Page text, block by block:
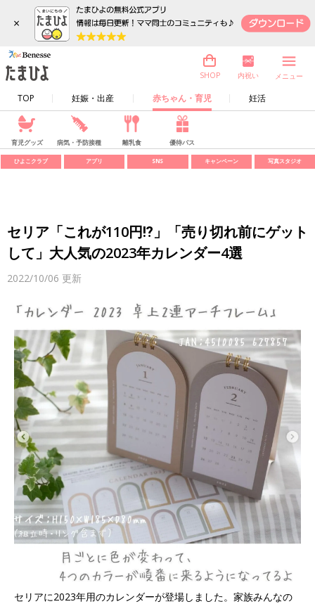
×
TOP 妊娠・出産 赤ちゃん・育児 妊活
SHOP 内祝い メニュー
育児グッズ 病気・予防接種 離乳食 優待パス
ひよこクラブ アプリ SNS キャンペーン 写真スタジオ
セリア「これが110円⁉」「売り切れ前にゲット
して」大人気の2023年カレンダー4選
2022/10/06 更新
セリアに2023年用のカレンダーが登場しました。家族みんなの